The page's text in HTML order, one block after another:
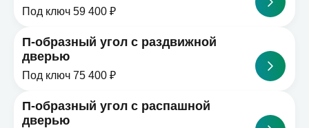
Под ключ 59 400 ₽
П-образный угол с раздвижной
дверью
Под ключ 75 400 ₽
П-образный угол с распашной
дверью